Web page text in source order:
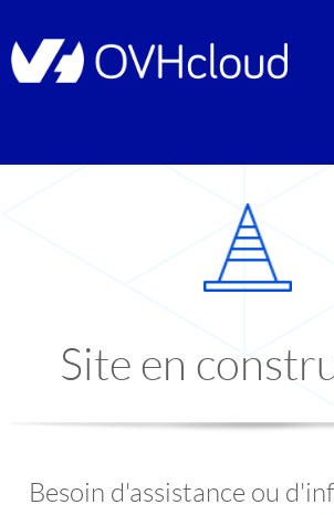
Site en
Besoin d'assistance ou